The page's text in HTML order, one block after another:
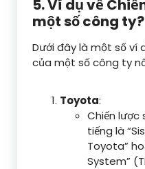
5. Ví dụ về
một số công ty?
Dưới đây là một số ví
của một số công ty
Toyota:
Chiến lược
tiếng là
Toyota”
System”